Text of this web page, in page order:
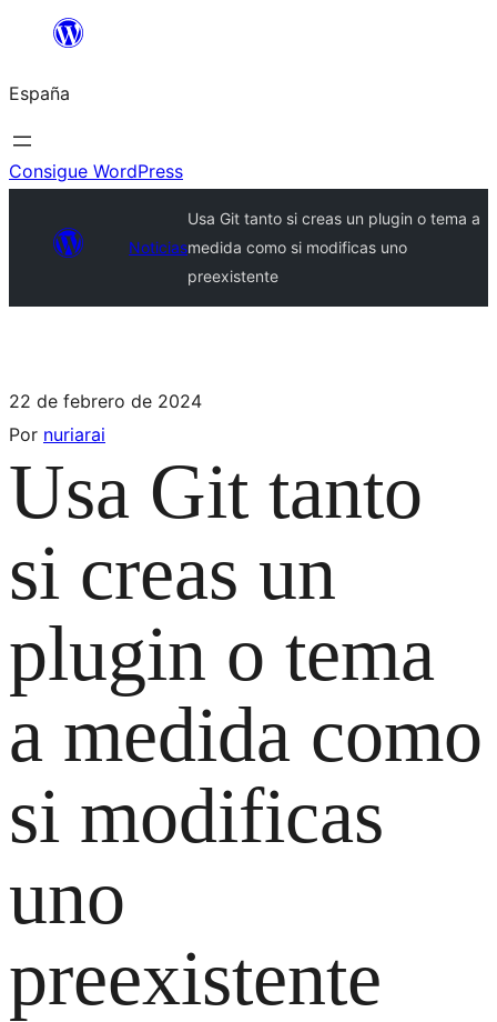
España
Consigue WordPress
Noticias
Usa Git tanto si creas un plugin o tema a
medida como si modificas uno
preexistente
22 de febrero de 2024
Por nuriarai
Usa Git tanto
si creas un
plugin o tema
a medida como
si modificas
uno
preexistente